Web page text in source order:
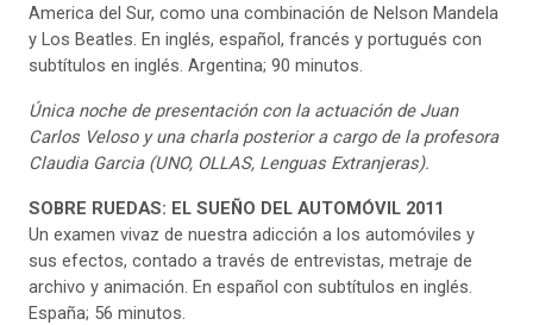
America del Sur, como una combinación de Nelson Mandela
y Los Beatles. En inglés, español, francés y portugués con
subtítulos en inglés. Argentina; 90 minutos.
Única noche de presentación con la actuación de Juan
Carlos Veloso y una charla posterior a cargo de la profesora
Claudia Garcia (UNO, OLLAS, Lenguas Extranjeras).
SOBRE RUEDAS: EL SUEÑO DEL AUTOMÓVIL 2011
Un examen vivaz de nuestra adicción a los automóviles y
sus efectos, contado a través de entrevistas, metraje de
archivo y animación. En español con subtítulos en inglés.
España; 56 minutos.